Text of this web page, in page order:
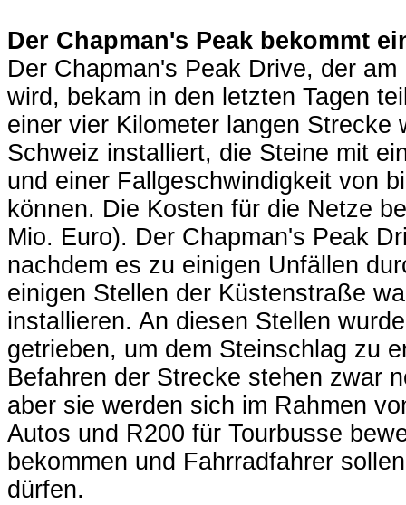
Der Chapman's Peak bekommt
Der Chapman's Peak Drive, der
wird, bekam in den letzten Tagen
einer vier Kilometer langen Strecke
Schweiz installiert, die Steine mit
und einer Fallgeschwindigkeit von
können. Die Kosten für die Netze
Mio. Euro). Der Chapman's Peak
nachdem es zu einigen Unfällen
einigen Stellen der Küstenstraße
installieren. An diesen Stellen
getrieben, um dem Steinschlag zu
Befahren der Strecke stehen zwar
aber sie werden sich im Rahmen
Autos und R200 für Tourbusse
bekommen und Fahrradfahrer
dürfen.